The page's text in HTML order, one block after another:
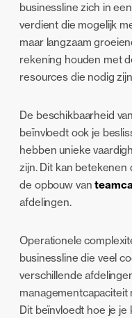
businessline zich in
verdient die mogelijk
maar langzaam
rekening houden met
resources die nodig
De beschikbaarheid
beïnvloedt ook je
hebben unieke
zijn. Dit kan
de opbouw van
afdelingen.
Operationele
businessline die veel
verschillende
managementcapaciteit
Dit beïnvloedt hoe je